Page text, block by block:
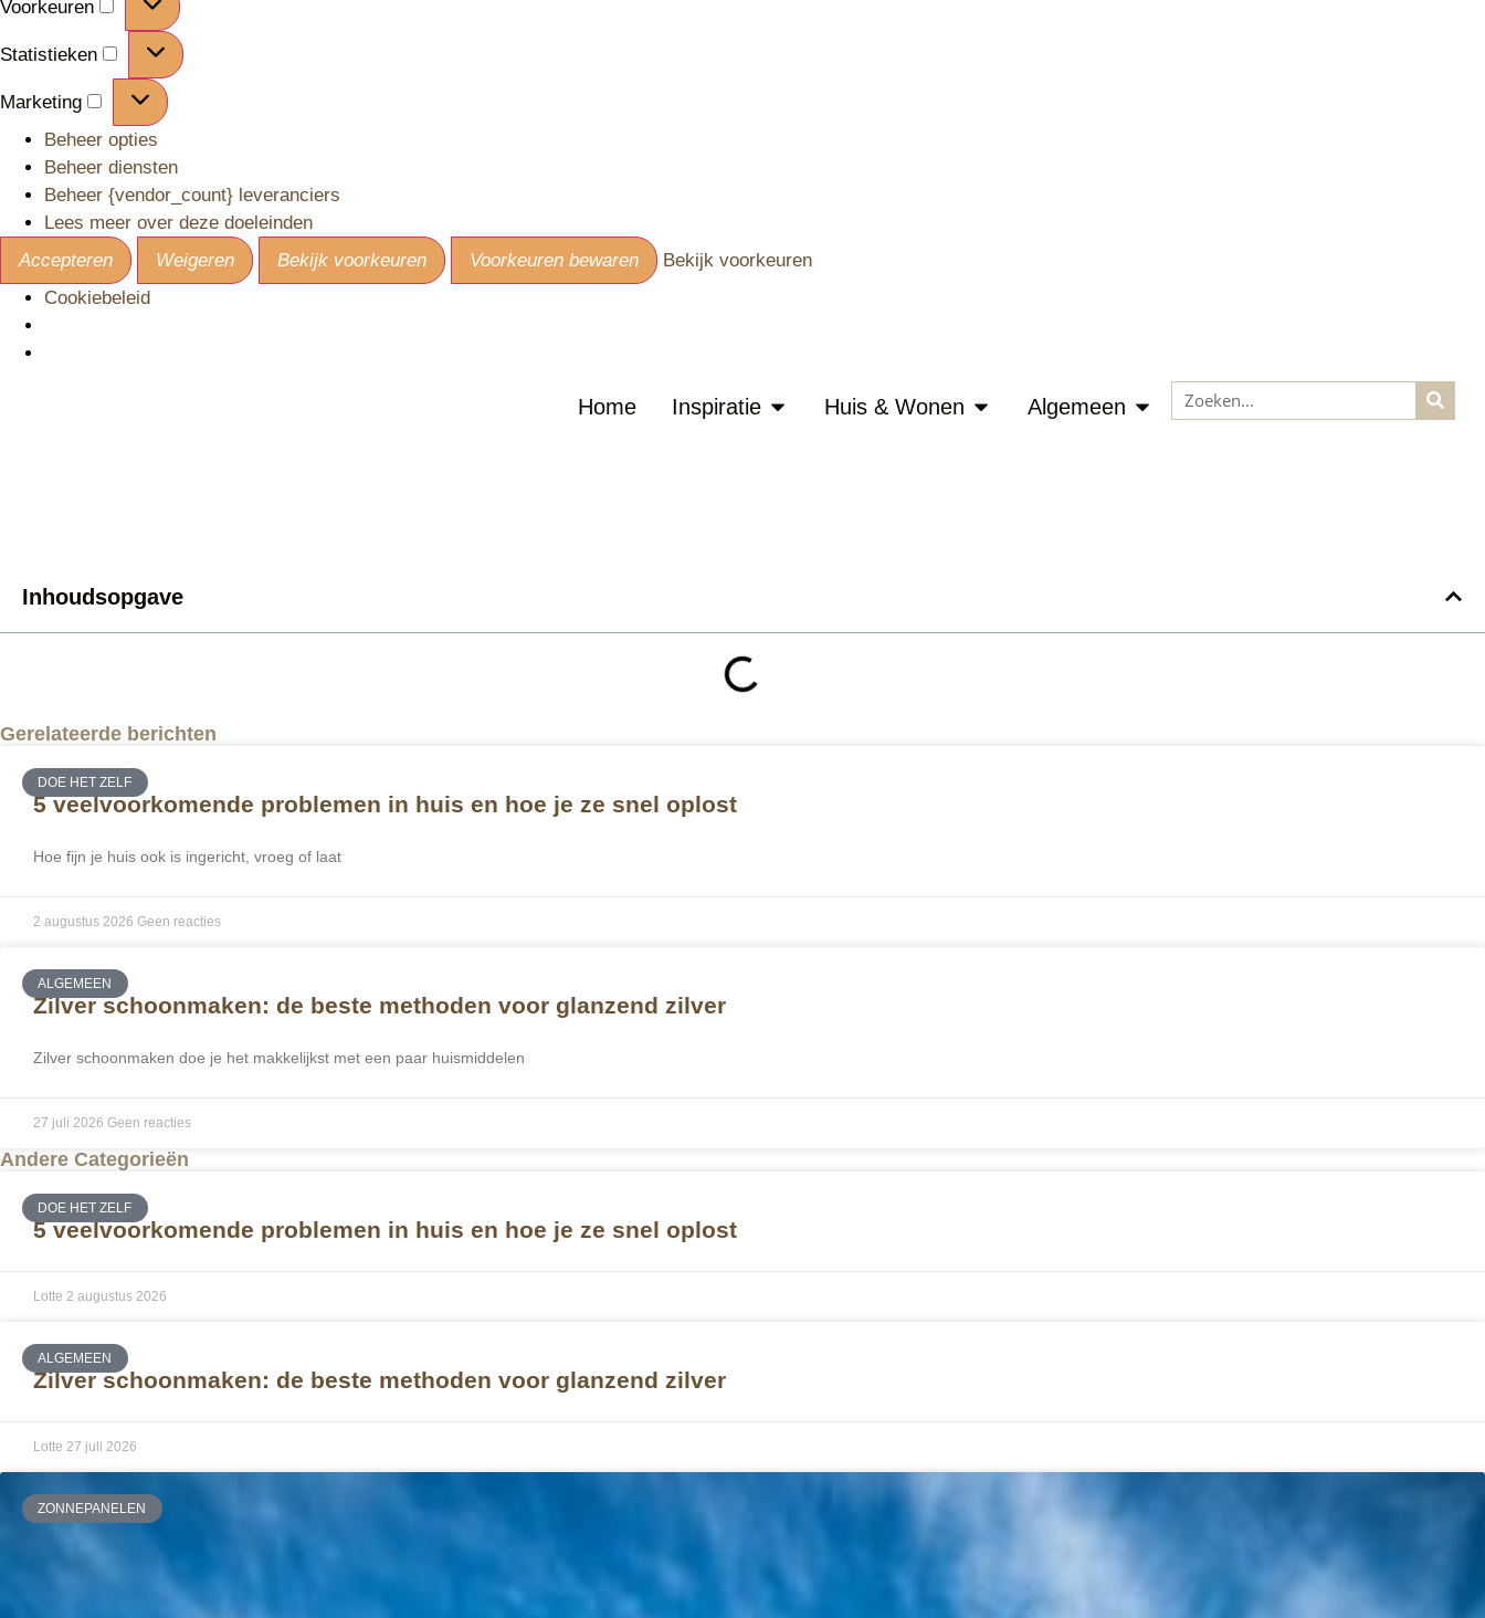
Voorkeuren
Statistieken
Marketing
Beheer opties
Beheer diensten
Beheer {vendor_count} leveranciers
Lees meer over deze doeleinden
Accepteren
Weigeren Bekijk voorkeuren Voorkeuren bewaren
Bekijk voorkeuren
Cookiebeleid
Home Inspiratie Huis & Wonen Algemeen
Inhoudsopgave
Gerelateerde berichten
DOE HET ZELF
5 veelvoorkomende problemen in huis en hoe je ze snel oplost
Hoe fijn je huis ook is ingericht, vroeg of laat
2 augustus 2026 Geen reacties
ALGEMEEN
Zilver schoonmaken: de beste methoden voor glanzend zilver
Zilver schoonmaken doe je het makkelijkst met een paar huismiddelen
27 juli 2026 Geen reacties
Andere Categorieën
DOE HET ZELF
5 veelvoorkomende problemen in huis en hoe je ze snel oplost
Lotte 2 augustus 2026
ALGEMEEN
Zilver schoonmaken: de beste methoden voor glanzend zilver
Lotte 27 juli 2026
ZONNEPANELEN